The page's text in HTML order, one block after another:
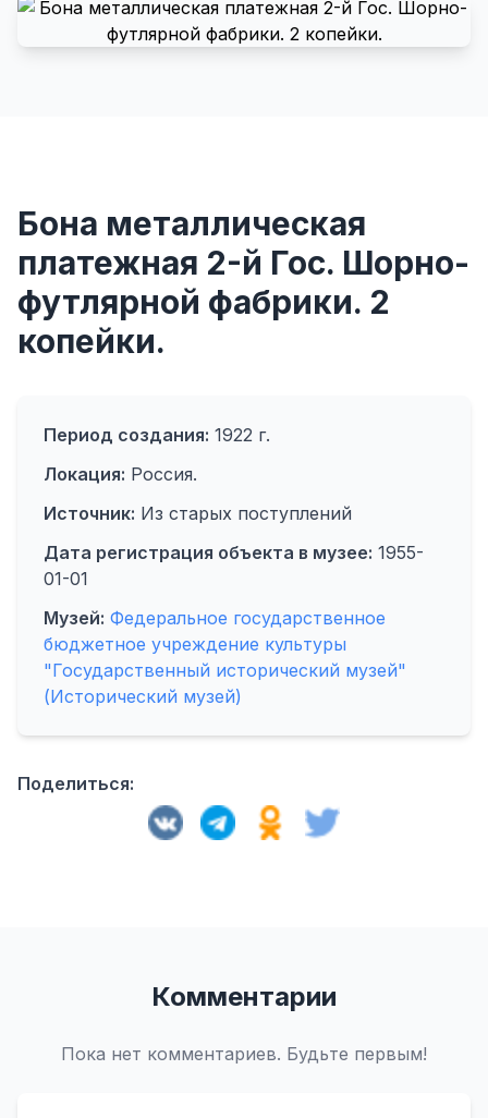
Бона металлическая
платежная 2-й Гос. Шорно-
футлярной фабрики. 2
копейки.
Период создания: 1922 г.
Локация: Россия.
Источник: Из старых поступлений
Дата регистрация объекта в музее: 1955-
01-01
Музей: Федеральное государственное
бюджетное учреждение культуры
"Государственный исторический музей"
(Исторический музей)
Поделиться:
Комментарии
Пока нет комментариев. Будьте первым!